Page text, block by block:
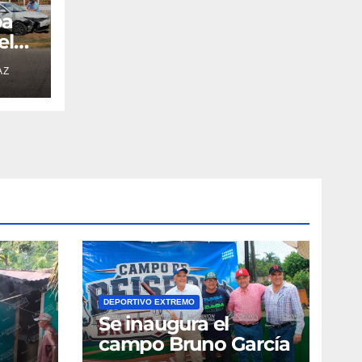
DEPORTIVO EXTREMO
Se inaugura el
campo Bruno García